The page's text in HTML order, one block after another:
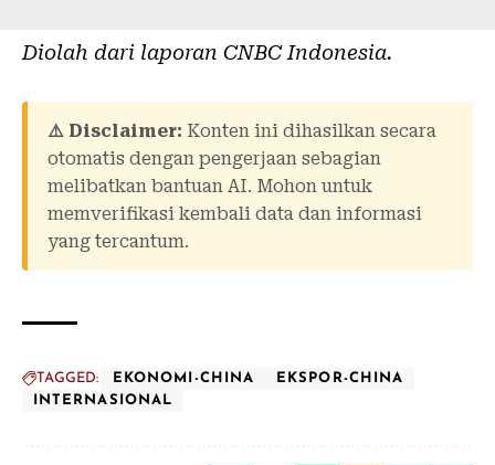
Diolah dari laporan CNBC Indonesia.
⚠️ Disclaimer: Konten ini dihasilkan secara
otomatis dengan pengerjaan sebagian
melibatkan bantuan AI. Mohon untuk
memverifikasi kembali data dan informasi
yang tercantum.
TAGGED: EKONOMI-CHINA
EKSPOR-CHINA
INTERNASIONAL